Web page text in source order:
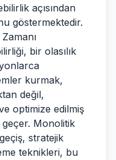
açısından
göstermektedir.
bir olasılık
kurmak,
değil,
optimize edilmiş
Monolitik
stratejik
teknikleri, bu